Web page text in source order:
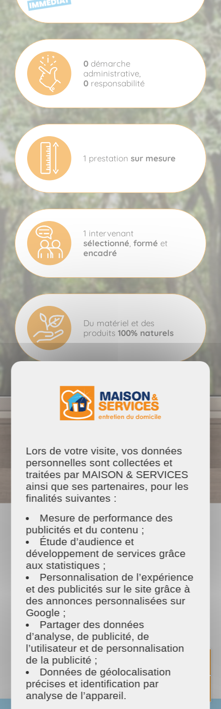
0 démarche
administrative,
0 responsabilité
1 prestation sur mesure
1 intervenant
sélectionné, formé et
encadré
Du matériel et des
produits 100% naturels
Un tarif ajusté
* Selon Loi de finances en vigueur
NOS PRESTATIONS
Ménage
régulier
Lors de votre visite, vos données
personnelles sont collectées et
traitées par MAISON & SERVICES
ainsi que ses partenaires, pour les
finalités suivantes :
Mesure de performance des
publicités et du contenu ;
Étude d’audience et
développement de services grâce
aux statistiques ;
Personnalisation de l’expérience
et des publicités sur le site grâce à
des annonces personnalisées sur
Google ;
Partager des données
d’analyse, de publicité, de
l’utilisateur et de personnalisation
de la publicité ;
Données de géolocalisation
précises et identification par
analyse de l’appareil.